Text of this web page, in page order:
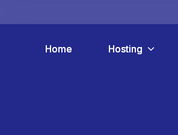
Home Hosting
Home Hosting